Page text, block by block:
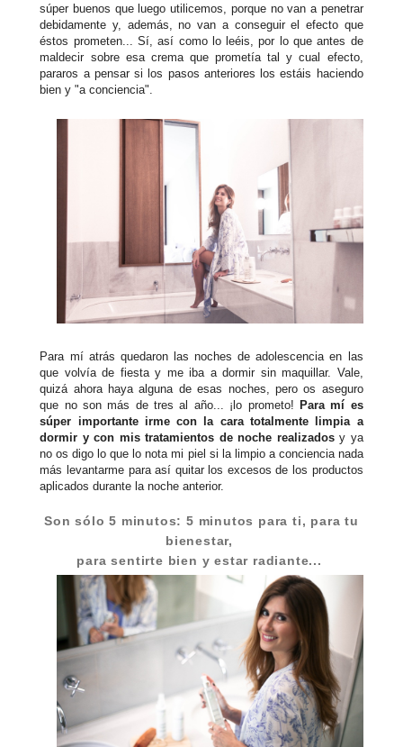
súper buenos que luego utilicemos, porque no van a penetrar
debidamente y, además, no van a conseguir el efecto que
éstos prometen... Sí, así como lo leéis, por lo que antes de
maldecir sobre esa crema que prometía tal y cual efecto,
pararos a pensar si los pasos anteriores los estáis haciendo
bien y "a conciencia".
Para mí atrás quedaron las noches de adolescencia en las
que volvía de fiesta y me iba a dormir sin maquillar. Vale,
quizá ahora haya alguna de esas noches, pero os aseguro
que no son más de tres al año... ¡lo prometo! Para mí es
súper importante irme con la cara totalmente limpia a
dormir y con mis tratamientos de noche realizadosy ya
no os digo lo que lo nota mi piel si la limpio a conciencia nada
más levantarme para así quitar los excesos de los productos
aplicados durante la noche anterior.
Son sólo 5 minutos: 5 minutos para ti, para tu
bienestar,
para sentirte bien y estar radiante...